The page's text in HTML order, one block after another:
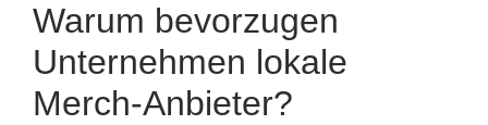
Warum bevorzugen
Unternehmen lokale
Merch-Anbieter?